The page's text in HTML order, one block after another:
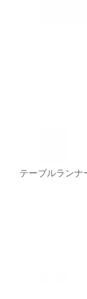
テーブルランナ